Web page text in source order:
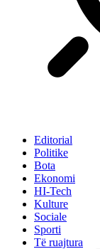
Editorial
Politike
Bota
Ekonomi
HI-Tech
Kulture
Sociale
Sporti
Të ruajtura